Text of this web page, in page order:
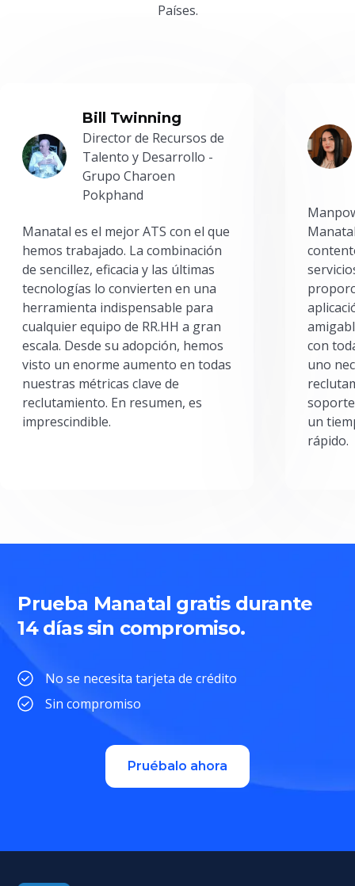
Países.
Bill Twinning
Director de Recursos de
Talento y Desarrollo -
Grupo Charoen
Pokphand
Manatal es el mejor ATS con el que
hemos trabajado. La combinación
de sencillez, eficacia y las últimas
tecnologías lo convierten en una
herramienta indispensable para
cualquier equipo de RR.HH a gran
escala. Desde su adopción, hemos
visto un enorme aumento en todas
nuestras métricas clave de
reclutamiento. En resumen, es
imprescindible.
con
uno
un
rápido.
Prueba Manatal gratis durante
14 días sin compromiso.
No se necesita tarjeta de crédito
Sin compromiso
Pruébalo ahora